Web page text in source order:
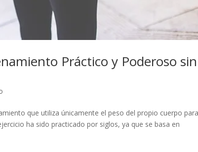
Práctico y Poderoso sin
que utiliza únicamente el peso del propio cuerpo
ha sido practicado por siglos, ya que se basa en